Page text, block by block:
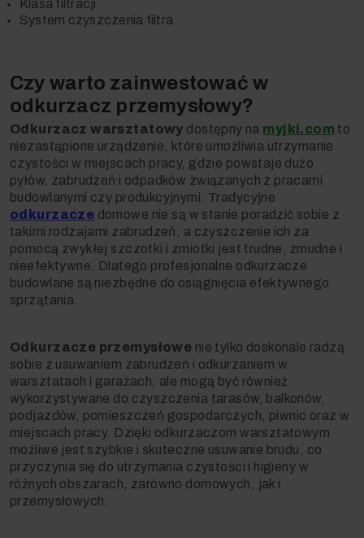
Klasa filtracji
System czyszczenia filtra
Czy warto zainwestować w
odkurzacz przemysłowy?
Odkurzacz warsztatowy dostępny na myjki.com to
niezastąpione urządzenie, które umożliwia utrzymanie
czystości w miejscach pracy, gdzie powstaje dużo
pyłów, zabrudzeń i odpadków związanych z pracami
budowlanymi czy produkcyjnymi. Tradycyjne
odkurzacze domowe nie są w stanie poradzić sobie z
takimi rodzajami zabrudzeń, a czyszczenie ich za
pomocą zwykłej szczotki i zmiotki jest trudne, żmudne i
nieefektywne. Dlatego profesjonalne odkurzacze
budowlane są niezbędne do osiągnięcia efektywnego
sprzątania.
Odkurzacze przemysłowe nie tylko doskonale radzą
sobie z usuwaniem zabrudzeń i odkurzaniem w
warsztatach i garażach, ale mogą być również
wykorzystywane do czyszczenia tarasów, balkonów,
podjazdów, pomieszczeń gospodarczych, piwnic oraz w
miejscach pracy. Dzięki odkurzaczom warsztatowym
możliwe jest szybkie i skuteczne usuwanie brudu, co
przyczynia się do utrzymania czystości i higieny w
różnych obszarach, zarówno domowych, jak i
przemysłowych.